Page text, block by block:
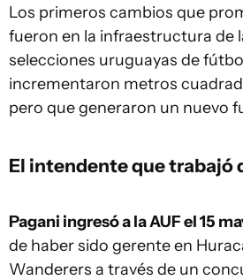
Los primeros cambios que
fueron en la infraestructura de
selecciones uruguayas de
incrementaron metros
pero que generaron un nuevo
El intendente que trabajó
Pagani ingresó a la AUF el 15
de haber sido gerente en
Wanderers a través de un